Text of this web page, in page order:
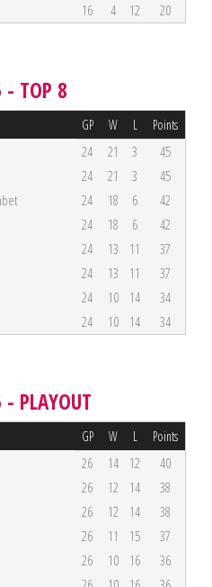
16 4 12 20
TOP 8
GP W L Points
24 21 3
45
24 21 3
45
24 18 6
42
24 18 6
42
24 13 11
37
24 13 11
37
24 10 14
34
24 10 14 34
PLAYOUT
GP W L Points
26 14 12
40
26 12 14
38
26 12 14
38
26 11 15
37
26 10 16
36